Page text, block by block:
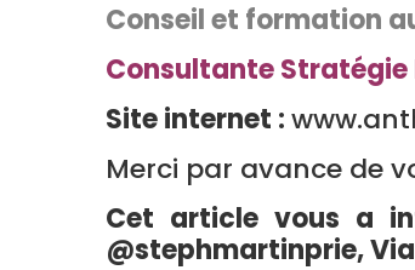
Conseil et formation
Consultante Stratégie
Site internet :
Merci par avance de
Cet article vous a
@stephmartinprie,